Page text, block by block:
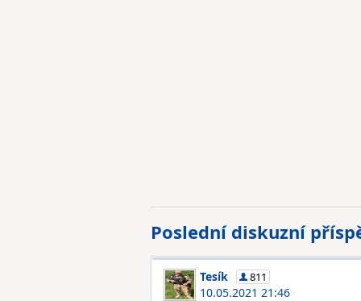
Poslední diskuzní
Tesík 811
10.05.2021 21:46